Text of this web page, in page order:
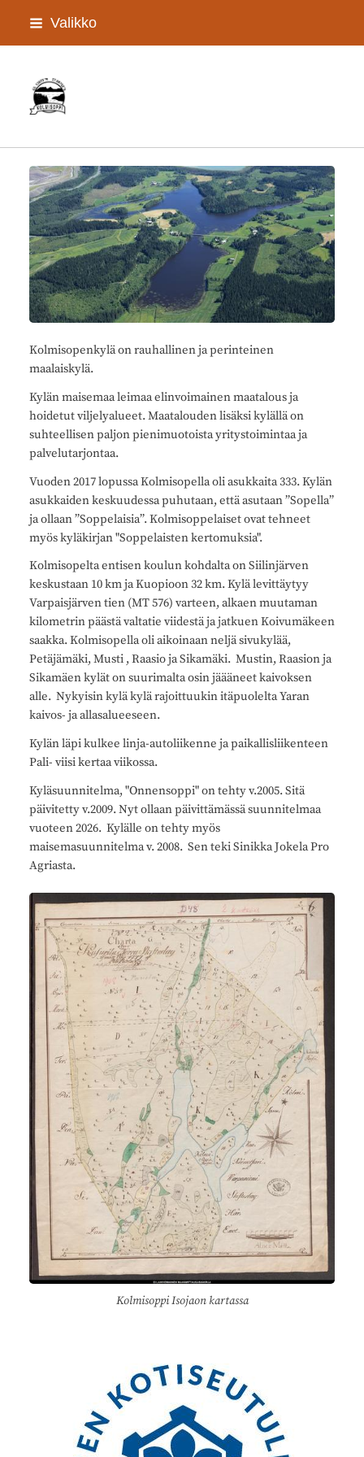
Siirry
Valikko
Kolmisopen kyläyhdistys Ry
Kolmisopenkylä on rauhallinen ja perinteinen
maalaiskylä.
Kylän maisemaa leimaa elinvoimainen maatalous ja
hoidetut viljelyalueet. Maatalouden lisäksi kylällä on
suhteellisen paljon pienimuotoista yritystoimintaa ja
palvelutarjontaa.
Vuoden 2017 lopussa Kolmisopella oli asukkaita 333. Kylän
asukkaiden keskuudessa puhutaan, että asutaan ”Sopella”
ja ollaan ”Soppelaisia”. Kolmisoppelaiset ovat tehneet
myös kyläkirjan "Soppelaisten kertomuksia".
Kolmisopelta entisen koulun kohdalta on Siilinjärven
keskustaan 10 km ja Kuopioon 32 km. Kylä levittäytyy
Varpaisjärven tien (MT 576) varteen, alkaen muutaman
kilometrin päästä valtatie viidestä ja jatkuen Koivumäkeen
saakka. Kolmisopella oli aikoinaan neljä sivukylää,
Petäjämäki, Musti , Raasio ja Sikamäki. Mustin, Raasion ja
Sikamäen kylät on suurimalta osin jäääneet kaivoksen
alle. Nykyisin kylä kylä rajoittuukin itäpuolelta Yaran
kaivos- ja allasalueeseen.
Kylän läpi kulkee linja-autoliikenne ja paikallisliikenteen
Pali- viisi kertaa viikossa.
Kyläsuunnitelma, "Onnensoppi" on tehty v.2005. Sitä
päivitetty v.2009. Nyt ollaan päivittämässä suunnitelmaa
vuoteen 2026. Kylälle on tehty myös
maisemasuunnitelma v. 2008. Sen teki Sinikka Jokela Pro
Agriasta.
Kolmisoppi Isojaon kartassa